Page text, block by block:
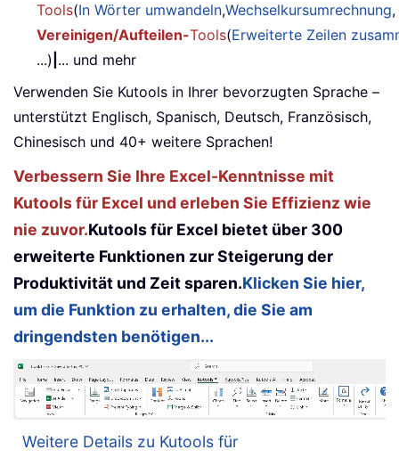
Tools(In Wörter umwandeln,Wechselkursumrechnung
Vereinigen/Aufteilen-Tools(Erweiterte Zeilen
...) ... und mehr
Verwenden Sie Kutools in Ihrer bevorzugten Sprache –
unterstützt Englisch, Spanisch, Deutsch, Französisch,
Chinesisch und 40+ weitere Sprachen!
Verbessern Sie Ihre Excel-Kenntnisse mit
Kutools für Excel und erleben Sie Effizienz wie
nie zuvor.Kutools für Excel bietet über 300
erweiterte Funktionen zur Steigerung der
Produktivität und Zeit sparen.Klicken Sie hier,
um die Funktion zu erhalten, die Sie am
dringendsten benötigen...
Weitere Details zu Kutools für